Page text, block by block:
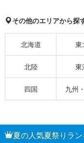
その他のエリアから探
北海道 東
北陸 東
四国 九州
夏の人気夏祭りラ